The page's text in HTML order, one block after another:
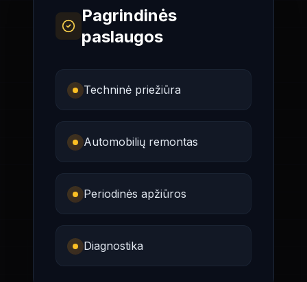
Pagrindinės
paslaugos
Techninė priežiūra
Automobilių remontas
Periodinės apžiūros
Diagnostika